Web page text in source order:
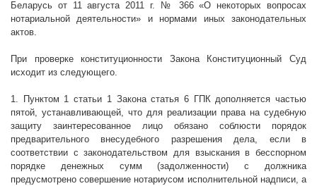
Беларусь от 11 августа2011 г. № 366 «О некоторых вопросах
нотариальной деятельности» и нормами иных законодательных
актов.
При проверке конституционности Закона Конституционный Суд
исходит из следующего.
1.
Пунктом 1 статьи 1 Закона статья 6 ГПК дополняется частью
пятой, устанавливающей, что для реализации права на судебную
защиту заинтересованное лицо обязано соблюсти порядок
предварительного внесудебного разрешения дела, если в
соответствии с законодательством для взыскания в бесспорном
порядке денежных сумм (задолженности) с должника
предусмотрено совершение нотариусом исполнительной надписи, а